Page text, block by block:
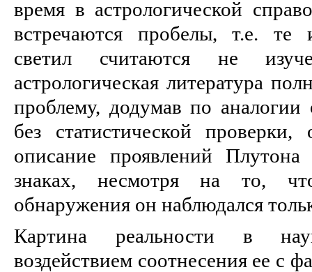
время в астрологической
встречаются пробелы, т.е.
светил считаются не
астрологическая литература
проблему, додумав по
без статистической проверки,
описание проявлений
знаках, несмотря на то,
обнаружения он наблюдался
Картина реальности в
воздействием соотнесения ее с